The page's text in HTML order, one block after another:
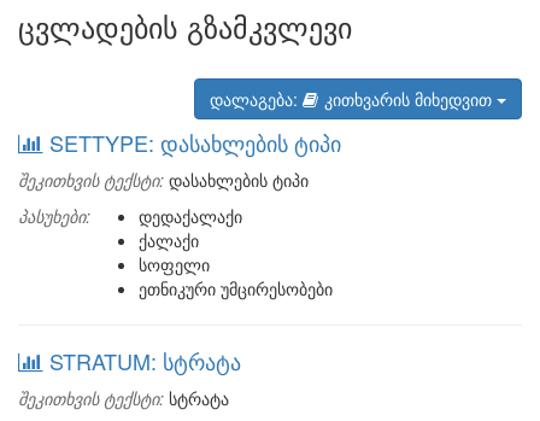
ცვლადების გზამკვლევი
დალაგება: კითხვარის მიხედვით
SETTYPE: დასახლების ტიპი
შეკითხვის ტექსტი: დასახლების ტიპი
პასუხები:
დედაქალაქი
ქალაქი
სოფელი
ეთნიკური უმცირესობები
STRATUM: სტრატა
შეკითხვის ტექსტი: სტრატა